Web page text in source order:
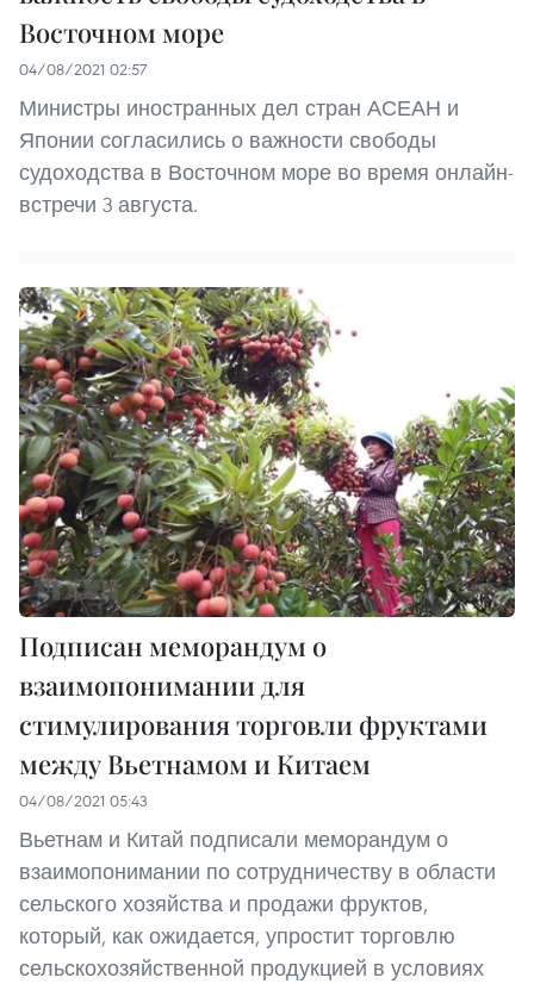
Восточном море
04/08/2021 02:57
Министры иностранных дел стран АСЕАН и
Японии согласились о важности свободы
судоходства в Восточном море во время онлайн-
встречи 3 августа.
Подписан меморандум о
взаимопонимании для
стимулирования торговли фруктами
между Вьетнамом и Китаем
04/08/2021 05:43
Вьетнам и Китай подписали меморандум о
взаимопонимании по сотрудничеству в области
сельского хозяйства и продажи фруктов,
который, как ожидается, упростит торговлю
сельскохозяйственной продукцией в условиях